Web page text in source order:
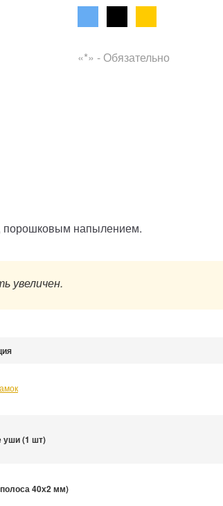
«*» - Обязательно
порошковым напылением.
увеличен.
(1 шт)
40х2 мм)